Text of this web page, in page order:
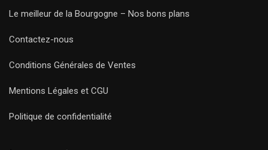
Le meilleur de la Bourgogne – Nos bons plans
Contactez-nous
Conditions Générales de Ventes
Mentions Légales et CGU
Politique de confidentialité